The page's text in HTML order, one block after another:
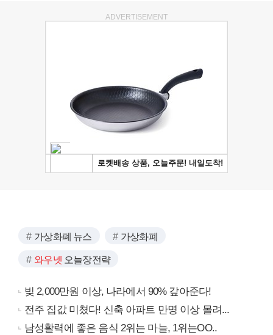
ADVERTISEMENT
가상화폐 뉴스 가상화폐
와우넷 오늘장전략
빚 2,000만원 이상, 나라에서 90% 갚아준다!
전주 집값 미쳤다! 신축 아파트 만명 이상 몰려...
남성활력에 좋은 음식 2위는 마늘, 1위는OO..